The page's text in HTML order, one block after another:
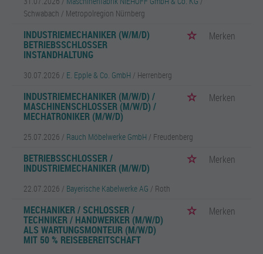
Schwabach / Metropolregion Nürnberg
INDUSTRIEMECHANIKER (W/M/D)
BETRIEBSSCHLOSSER
INSTANDHALTUNG
Merken
30.07.2026 / E. Epple & Co. GmbH / Herrenberg
INDUSTRIEMECHANIKER (M/W/D) /
MASCHINENSCHLOSSER (M/W/D) /
MECHATRONIKER (M/W/D)
Merken
25.07.2026 / Rauch Möbelwerke GmbH / Freudenberg
BETRIEBSSCHLOSSER /
INDUSTRIEMECHANIKER (M/W/D)
Merken
22.07.2026 / Bayerische Kabelwerke AG / Roth
MECHANIKER / SCHLOSSER /
TECHNIKER / HANDWERKER (M/W/D)
ALS WARTUNGSMONTEUR (M/W/D)
MIT 50 % REISEBEREITSCHAFT
Merken